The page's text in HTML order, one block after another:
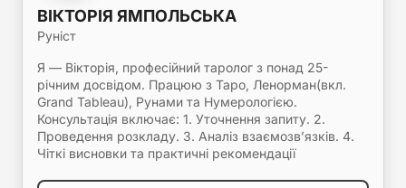
ВІКТОРІЯ ЯМПОЛЬСЬКА
Руніст
Я — Вікторія, професійний таролог з понад 25-
річним досвідом. Працюю з Таро, Ленорман(вкл.
Grand Tableau), Рунами та Нумерологією.
Консультація включає: 1. Уточнення запиту. 2.
Проведення розкладу. 3. Аналіз взаємозв’язків. 4.
Чіткі висновки та практичні рекомендації